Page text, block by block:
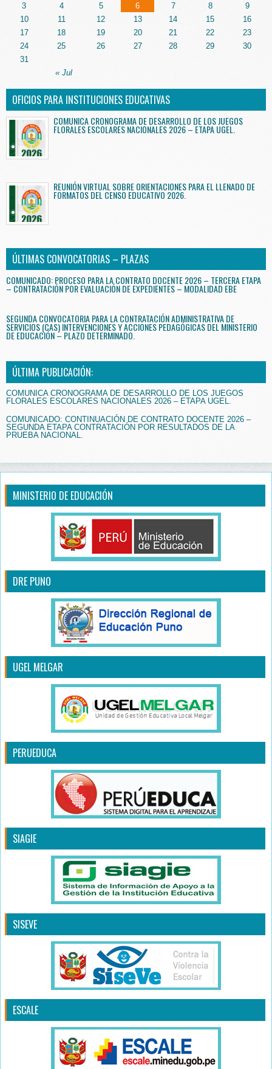
« Jul
3
4 5 6 7 8
9
10
11 12 13 14 15
16
17
18 19 20 21 22
23
24
25 26 27 28 29
30
31
OFICIOS PARA INSTITUCIONES EDUCATIVAS
COMUNICA CRONOGRAMA DE DESARROLLO DE LOS JUEGOS
FLORALES ESCOLARES NACIONALES 2026 – ETAPA UGEL.
REUNIÓN VIRTUAL SOBRE ORIENTACIONES PARA EL LLENADO DE
FORMATOS DEL CENSO EDUCATIVO 2026.
ÚLTIMAS CONVOCATORIAS – PLAZAS
COMUNICADO: PROCESO PARA LA CONTRATO DOCENTE 2026 – TERCERA ETAPA
– CONTRATACIÓN POR EVALUACIÓN DE EXPEDIENTES – MODALIDAD EBE
SEGUNDA CONVOCATORIA PARA LA CONTRATACIÓN ADMINISTRATIVA DE
SERVICIOS (CAS) INTERVENCIONES Y ACCIONES PEDAGÓGICAS DEL MINISTERIO
DE EDUCACIÓN – PLAZO DETERMINADO.
ÚLTIMA PUBLICACIÓN:
COMUNICA CRONOGRAMA DE DESARROLLO DE LOS JUEGOS
FLORALES ESCOLARES NACIONALES 2026 – ETAPA UGEL.
COMUNICADO: CONTINUACIÓN DE CONTRATO DOCENTE 2026 –
SEGUNDA ETAPA CONTRATACIÓN POR RESULTADOS DE LA
PRUEBA NACIONAL.
MINISTERIO DE EDUCACIÓN
DRE PUNO
UGEL MELGAR
PERUEDUCA
SIAGIE
SISEVE
ESCALE